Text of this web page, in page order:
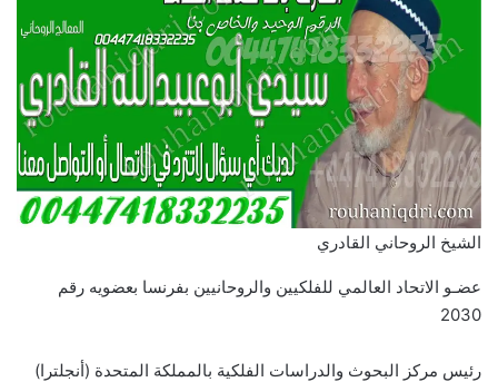
الشيخ الروحاني القادري
عضـو الاتحاد العالمي للفلكيين والروحانيين بفرنسا بعضويه رقم
2030
رئيس مركز البحوث والدراسات الفلكية بالمملكة المتحدة (أنجلترا)